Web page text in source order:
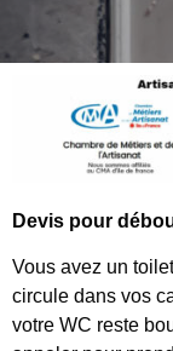
Devis pour
Vous avez un
circule dans vos
votre WC reste